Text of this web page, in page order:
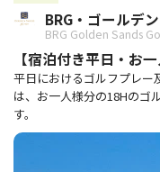
BRG・ゴールデ
BRG Golden Sands
【宿泊付き平日・お
平日におけるゴルフプレー
は、お一人様分の18Hのゴ
す。